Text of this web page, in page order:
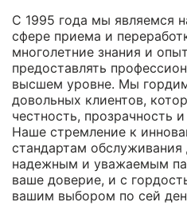
С 1995 года мы являемся
сфере приема и
многолетние знания и
предоставлять
высшем уровне. Мы
довольных клиентов,
честность, прозрачность
Наше стремление к
стандартам
надежным и уважаемым
ваше доверие, и с
вашим выбором по сей